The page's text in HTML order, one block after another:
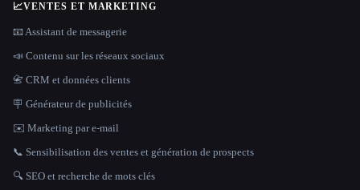
📈VENTES ET MARKETING
📧 Assistant de messagerie
📣 Contenu sur les réseaux sociaux
📇 CRM et données clients
🪧 Générateur de publicités
✉️ Marketing par e-mail
📞 Sensibilisation des ventes et génération de prospects
🔍 SEO et recherche de mots clés